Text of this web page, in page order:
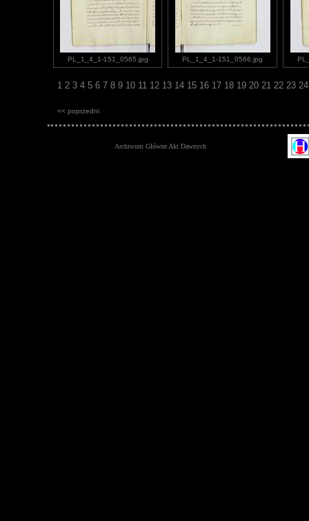
PL_1_4_1-151_0565.jpg PL_1_4_1-151_0566.jpg
1 2 3 4 5 6 7 8 9 10 11 12 13 14 15 16 17 18 19 20 21 22 23
<< poprzedni
Archiwum Główne Akt Dawnych